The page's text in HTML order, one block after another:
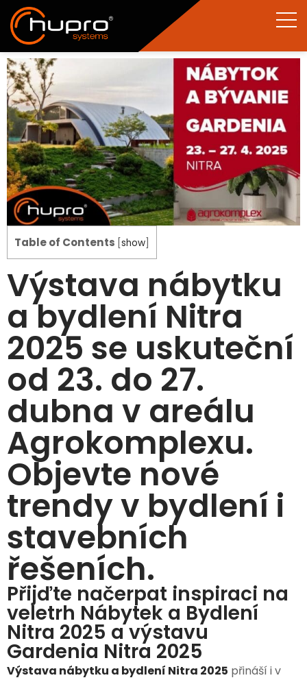
Table of Contents show
Výstava nábytku
a bydlení Nitra
2025 se uskuteční
od 23. do 27.
dubna v areálu
Agrokomplexu.
Objevte nové
trendy v bydlení i
stavebních
řešeních.
Přijďte načerpat inspiraci na
veletrh Nábytek a Bydlení
Nitra 2025 a výstavu
Gardenia Nitra 2025
Výstava nábytku a bydlení Nitra 2025 přináší i v